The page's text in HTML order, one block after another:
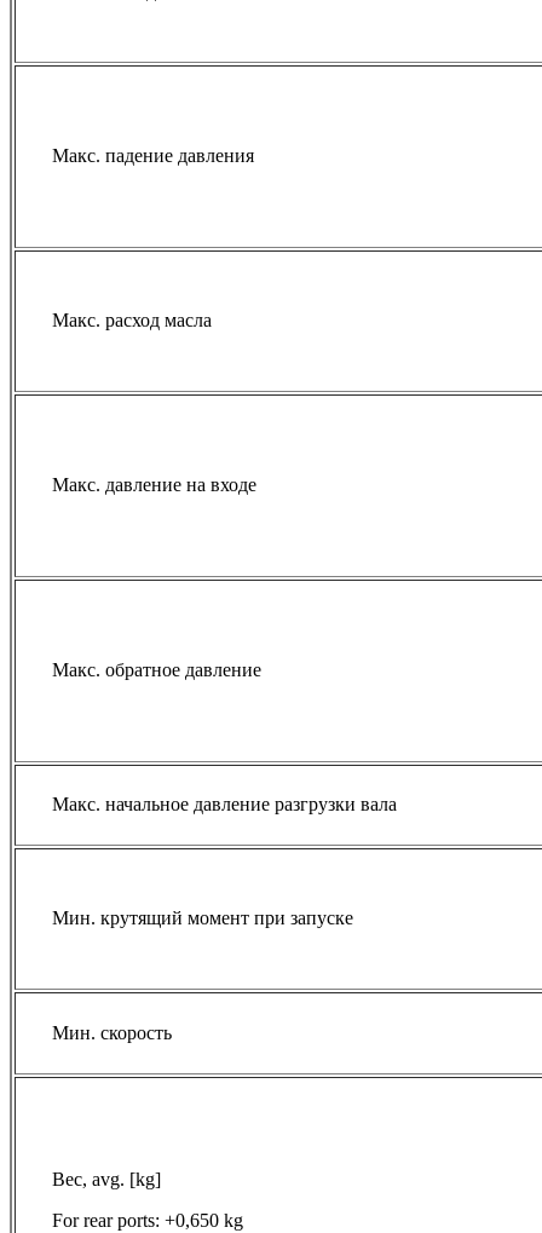
Макс. падение давления
Макс. расход масла
Макс. давление на входе
Макс. обратное давление
Макс. начальное давление разгрузки вала
Мин. крутящий момент при запуске
Мин. скорость
Вес, avg. [kg]
For rear ports: +0,650 kg